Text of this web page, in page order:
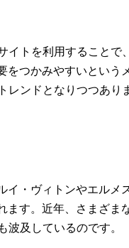
イトを利用することで
をつかみやすいという
レンドとなりつつあり
イ・ヴィトンやエルメ
ます。近年、さまざま
及しているのです。